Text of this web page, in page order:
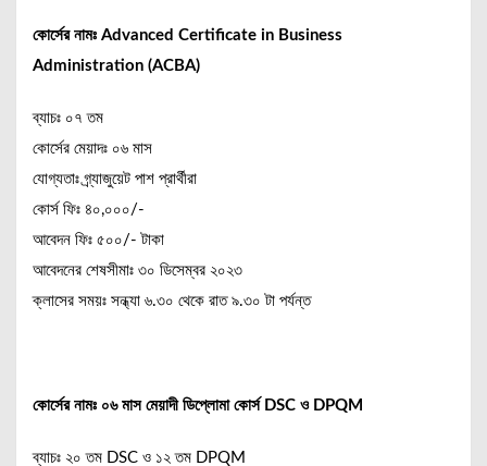
কোর্সের নামঃ Advanced Certificate in Business
Administration (ACBA)
ব্যাচঃ ০৭ তম
কোর্সের মেয়াদঃ ০৬ মাস
যোগ্যতাঃ গ্র্যাজুয়েট পাশ প্রার্থীরা
কোর্স ফিঃ ৪০,০০০/-
আবেদন ফিঃ ৫০০/- টাকা
আবেদনের শেষসীমাঃ ৩০ ডিসেম্বর ২০২৩
ক্লাসের সময়ঃ সন্ধ্যা ৬.৩০ থেকে রাত ৯.৩০ টা পর্যন্ত
কোর্সের নামঃ ০৬ মাস মেয়াদী ডিপ্লোমা কোর্স DSC ও DPQM
ব্যাচঃ ২০ তম DSC ও ১২ তম DPQM